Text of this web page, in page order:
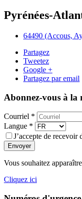
Pyrénées-
64490 (Accous,
Partagez
Tweetez
Google +
Partagez par email
Abonnez-vous à la
Courriel *
Langue *
J’accepte de
Envoyer
Vous souhaitez
Cliquez ici